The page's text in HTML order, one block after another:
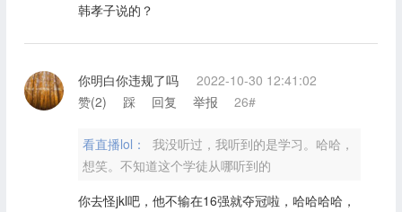
韩孝子说的？
你明白你违规了吗
2022-10-30 12:41:02
赞(2) 踩 回复 举报 26#
看直播lol：
我没听过，我听到的是学习。哈哈，
想笑。不知道这个学徒从哪听到的
你去怪jkl吧，他不输在16强就夺冠啦，哈哈哈哈，